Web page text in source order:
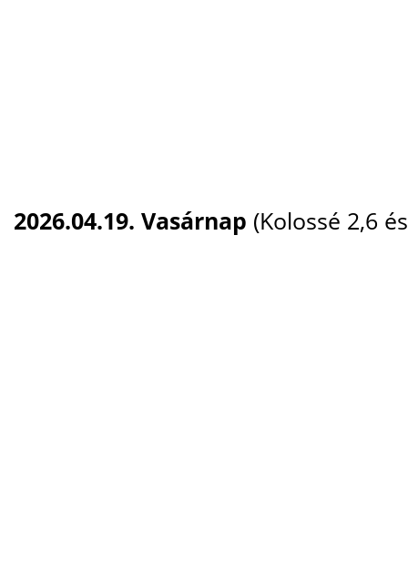
2026.04.19. Vasárnap (Kolossé 2,6